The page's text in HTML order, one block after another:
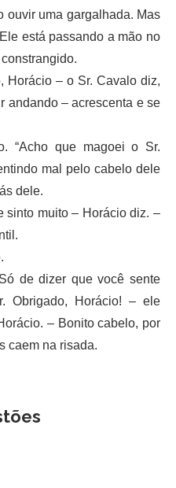
ouvir uma gargalhada. Mas
está passando a mão no
– o Sr. Cavalo diz,
andando – acrescenta e se
“Acho que magoei o Sr.
mal pelo cabelo dele
dele.
muito – Horácio diz. –
de dizer que você sente
Obrigado, Horácio! – ele
– Bonito cabelo, por
caem na risada.